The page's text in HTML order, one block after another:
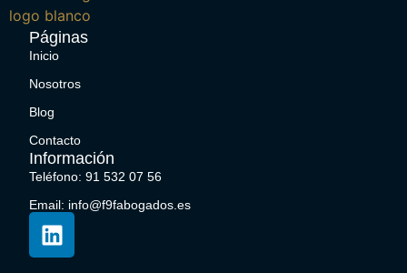
Páginas
Inicio
Nosotros
Blog
Contacto
Información
Teléfono: 91 532 07 56
Email: info@f9fabogados.es